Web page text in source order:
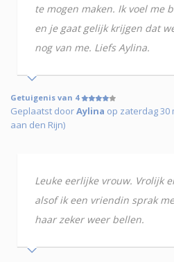
te mogen maken. Ik voel me
en je gaat gelijk krijgen dat
nog van me. Liefs Aylina.
Getuigenis van 4
Geplaatst doorAylina op zaterdag 30
aan den Rijn)
Leuke eerlijke vrouw. Vrolijk
alsof ik een vriendin sprak
haar zeker weer bellen.